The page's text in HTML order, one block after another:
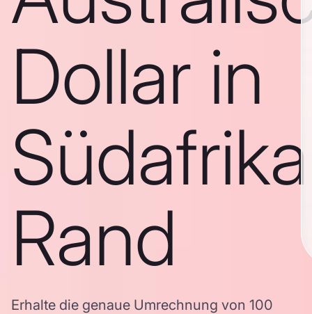
Dollar in
Rand
Erhalte die genaue Umrechnung von 100